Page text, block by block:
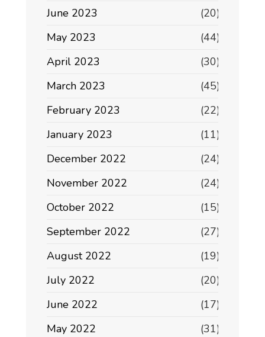
June 2023
(20)
May 2023
(44)
April 2023
(30)
March 2023
(45)
February 2023
(22)
January 2023
(11)
December 2022
(24)
November 2022
(24)
October 2022
(15)
September 2022
(27)
August 2022
(19)
July 2022
(20)
June 2022
(17)
May 2022
(31)